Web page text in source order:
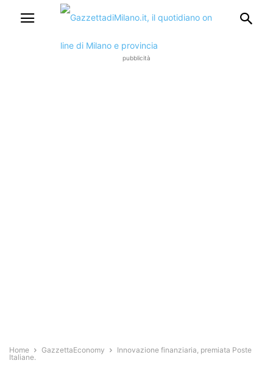
pubblicità
Home GazzettaEconomy
Innovazione finanziaria, premiata Poste
Italiane.